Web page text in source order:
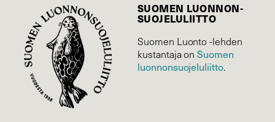
SUOMEN LUONNON­
SUOJELU­LIITTO
Suomen Luonto -lehden
kustantaja onSuomen
luonnonsuojelu­liitto.